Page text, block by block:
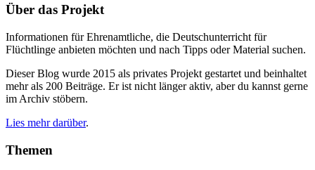
Über das Projekt
Informationen für Ehrenamtliche, die Deutschunterricht für
Flüchtlinge anbieten möchten und nach Tipps oder Material suchen.
Dieser Blog wurde 2015 als privates Projekt gestartet und beinhaltet
mehr als 200 Beiträge. Er ist nicht länger aktiv, aber du kannst gerne
im Archiv stöbern.
Lies mehr darüber.
Themen